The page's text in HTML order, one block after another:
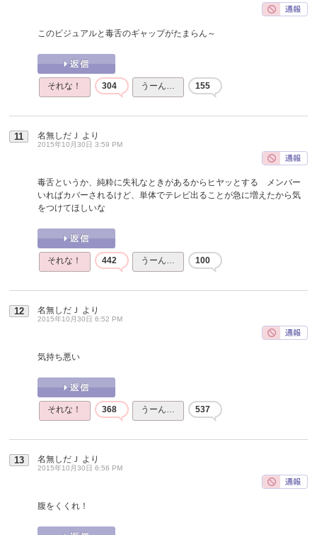
このビジュアルと毒舌のギャップがたまらん～
それな！ 304 うーん… 155
11 名無しだＪ より
2015年10月30日 3:59 PM
毒舌というか、純粋に失礼なときがあるからヒヤッとする メンバー
いればカバーされるけど、単体でテレビ出ることが急に増えたから気
をつけてほしいな
それな！ 442 うーん… 100
12 名無しだＪ より
2015年10月30日 6:52 PM
気持ち悪い
それな！ 368 うーん… 537
13 名無しだＪ より
2015年10月30日 6:56 PM
腹をくくれ！